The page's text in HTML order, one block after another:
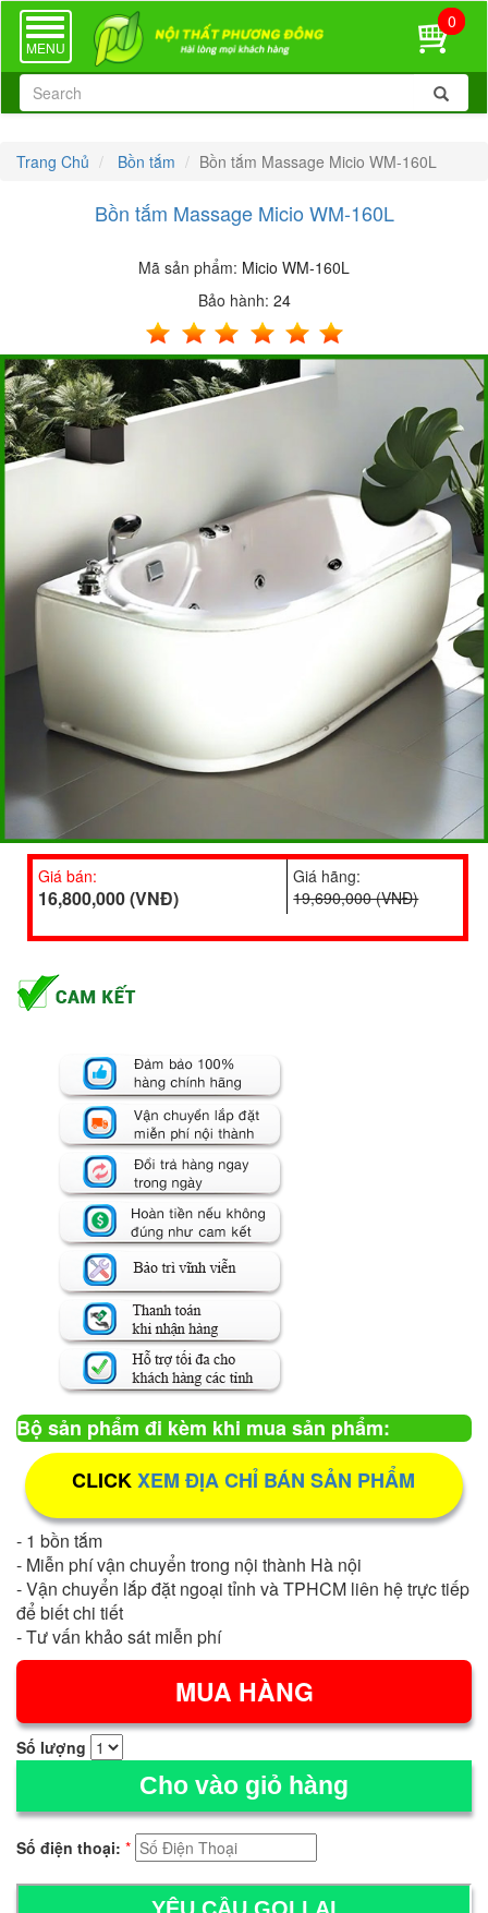
TOGGLE
NAVIGATION
MENU
0
Trang Chủ Bồn tắm Bồn tắm Massage Micio WM-160L
Bồn tắm Massage Micio WM-160L
Mã sản phẩm: Micio WM-160L
Bảo hành: 24
Giá bán:
16,800,000 (VNĐ)
Giá hãng:
19,690,000 (VNĐ)
Bộ sản phẩm đi kèm khi mua sản phẩm:
CLICKXEM ĐỊA CHỈ BÁN SẢN PHẨM
- 1 bồn tắm
- Miễn phí vận chuyển trong nội thành Hà nội
- Vận chuyển lắp đặt ngoại tỉnh và TPHCM liên hệ trực tiếp
để biết chi tiết
- Tư vấn khảo sát miễn phí
Số lượng
Cho vào giỏ hàng
Số điện thoại: *